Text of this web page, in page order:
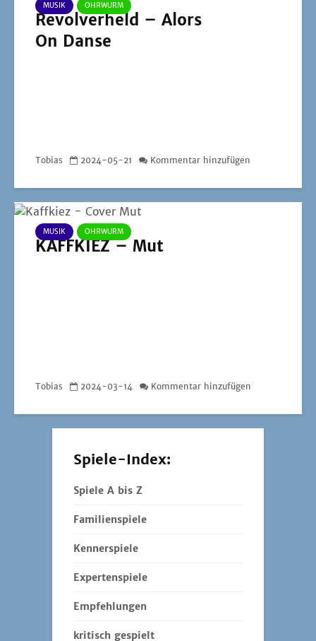
MUSIK OHRWURM
Revolverheld – Alors
On Danse
Tobias 2024-05-21 Kommentar hinzufügen
MUSIK OHRWURM
KAFFKIEZ – Mut
Tobias 2024-03-14 Kommentar hinzufügen
Spiele-Index:
Spiele A bis Z
Familienspiele
Kennerspiele
Expertenspiele
Empfehlungen
kritisch gespielt